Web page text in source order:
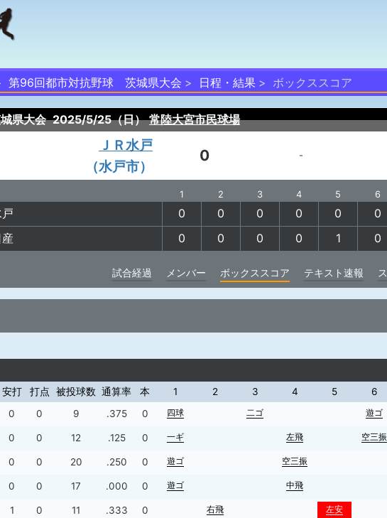
第96回都市対抗野球 茨城県大会 日程・結果 ボックススコア
県大会 2025/5/25（日） 常陸大宮市民球場
ＪＲ水戸
（水戸市）
0 -
1 2 3 4 5 6
戸 0 0 0 0 0 0
0 0 0 0 1 0
試合経過 メンバー ボックススコア テキスト速報
安打 打点 被投球数 通算率 本 1 2 3 4 5 6
0 0 9 .375 0 四球 二ゴ 遊ゴ
0 0 12 .125 0 一ギ 左飛 空三振
0 0 20 .250 0 遊ゴ 空三振
0 0 17 .000 0 遊ゴ 中飛
1 0 11 .333 0 右飛 左安